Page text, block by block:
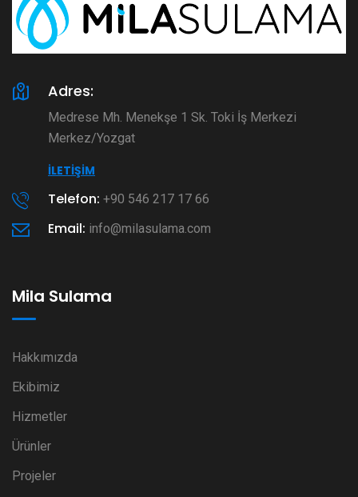
Adres:
Medrese Mh. Menekşe 1 Sk. Toki İş Merkezi
Merkez/Yozgat
İLETIŞIM
Telefon: +90 546 217 17 66
Email: info@milasulama.com
Mila Sulama
Hakkımızda
Ekibimiz
Hizmetler
Ürünler
Projeler